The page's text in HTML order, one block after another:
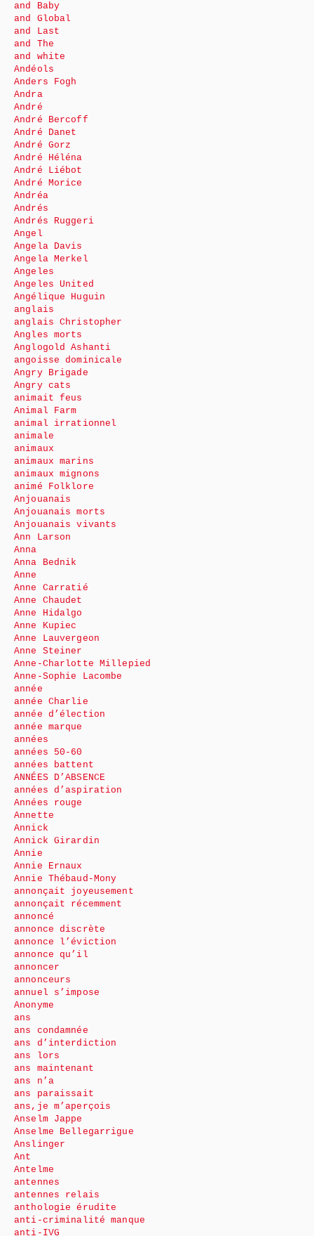
and Baby
and Global
and Last
and The
and white
Andéols
Anders Fogh
Andra
André
André Bercoff
André Danet
André Gorz
André Héléna
André Liébot
André Morice
Andréa
Andrés
Andrés Ruggeri
Angel
Angela Davis
Angela Merkel
Angeles
Angeles United
Angélique Huguin
anglais
anglais Christopher
Angles morts
Anglogold Ashanti
angoisse dominicale
Angry Brigade
Angry cats
animait feus
Animal Farm
animal irrationnel
animale
animaux
animaux marins
animaux mignons
animé Folklore
Anjouanais
Anjouanais morts
Anjouanais vivants
Ann Larson
Anna
Anna Bednik
Anne
Anne Carratié
Anne Chaudet
Anne Hidalgo
Anne Kupiec
Anne Lauvergeon
Anne Steiner
Anne-Charlotte Millepied
Anne-Sophie Lacombe
année
année Charlie
année d’élection
année marque
années
années 50-60
années battent
ANNÉES D’ABSENCE
années d’aspiration
Années rouge
Annette
Annick
Annick Girardin
Annie
Annie Ernaux
Annie Thébaud-Mony
annonçait joyeusement
annonçait récemment
annoncé
annonce discrète
annonce l’éviction
annonce qu’il
annoncer
annonceurs
annuel s’impose
Anonyme
ans
ans condamnée
ans d’interdiction
ans lors
ans maintenant
ans n’a
ans paraissait
ans,je m’aperçois
Anselm Jappe
Anselme Bellegarrigue
Anslinger
Ant
Antelme
antennes
antennes relais
anthologie érudite
anti-criminalité manque
anti-IVG